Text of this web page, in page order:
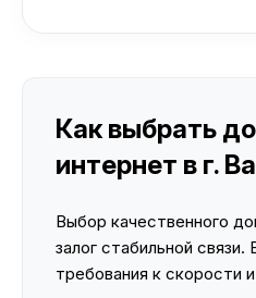
Как выбрать
интернет в г.
Выбор качественного
залог стабильной связи.
требования к скорости